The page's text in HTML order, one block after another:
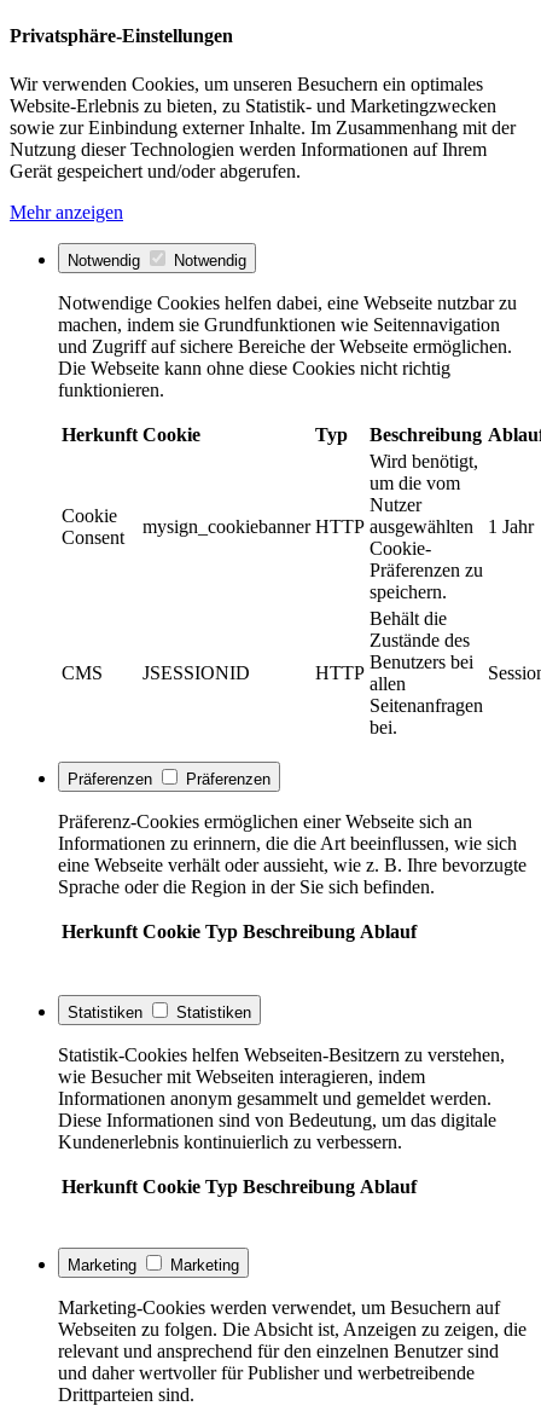
Privatsphäre-Einstellungen
Wir verwenden Cookies, um unseren Besuchern ein optimales
Website-Erlebnis zu bieten, zu Statistik- und Marketingzwecken
sowie zur Einbindung externer Inhalte. Im Zusammenhang mit der
Nutzung dieser Technologien werden Informationen auf Ihrem
Gerät gespeichert und/oder abgerufen.
Mehr anzeigen
Notwendig Notwendig
Notwendige Cookies helfen dabei, eine Webseite nutzbar zu
machen, indem sie Grundfunktionen wie Seitennavigation
und Zugriff auf sichere Bereiche der Webseite ermöglichen.
Die Webseite kann ohne diese Cookies nicht richtig
funktionieren.
Herkunft Cookie Typ Beschreibung
Cookie
Consent
mysign_cookiebanner HTTP
Wird benötigt,
um die vom
Nutzer
ausgewählten
Cookie-
Präferenzen zu
speichern.
1 Jahr
CMS JSESSIONID HTTP
Behält die
Zustände des
Benutzers bei
allen
Seitenanfragen
bei.
Präferenzen Präferenzen
Präferenz-Cookies ermöglichen einer Webseite sich an
Informationen zu erinnern, die die Art beeinflussen, wie sich
eine Webseite verhält oder aussieht, wie z. B. Ihre bevorzugte
Sprache oder die Region in der Sie sich befinden.
Herkunft Cookie Typ Beschreibung Ablauf
Statistiken Statistiken
Statistik-Cookies helfen Webseiten-Besitzern zu verstehen,
wie Besucher mit Webseiten interagieren, indem
Informationen anonym gesammelt und gemeldet werden.
Diese Informationen sind von Bedeutung, um das digitale
Kundenerlebnis kontinuierlich zu verbessern.
Herkunft Cookie Typ Beschreibung Ablauf
Marketing Marketing
Marketing-Cookies werden verwendet, um Besuchern auf
Webseiten zu folgen. Die Absicht ist, Anzeigen zu zeigen, die
relevant und ansprechend für den einzelnen Benutzer sind
und daher wertvoller für Publisher und werbetreibende
Drittparteien sind.